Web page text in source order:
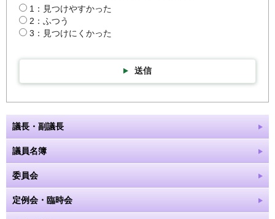
1：見つけやすかった
2：ふつう
3：見つけにくかった
送信
議長・副議長
議員名簿
委員会
定例会・臨時会